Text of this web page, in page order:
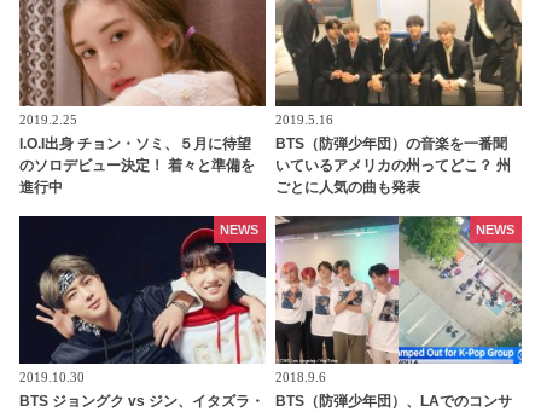
2019.2.25
I.O.I出身 チョン・ソミ、５月に待望
のソロデビュー決定！ 着々と準備を
進行中
2019.5.16
BTS（防弾少年団）の音楽を一番聞
いているアメリカの州ってどこ？ 州
ごとに人気の曲も発表
2019.10.30
BTS ジョングク vs ジン、イタズラ・
NEWS
2018.9.6
BTS（防弾少年団）、LAでのコンサ
NEWS